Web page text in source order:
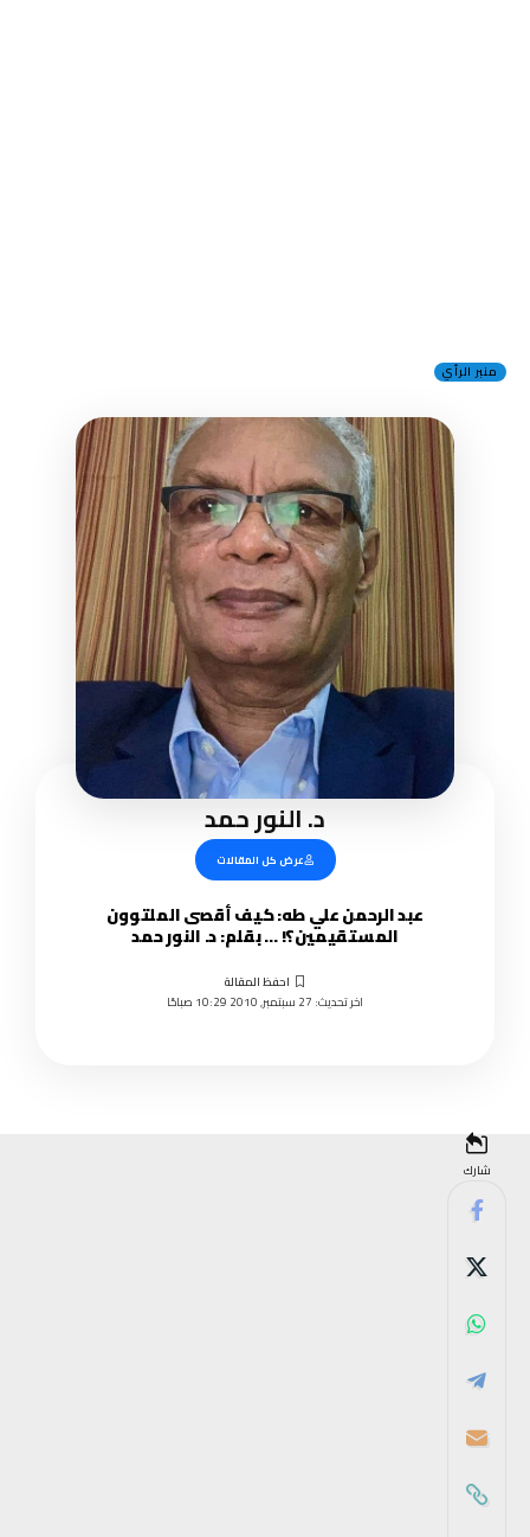
منبر الرأي
د. النور حمد
عرض كل المقالات
عبد الرحمن علي طه: كيف أقصى الملتوون
المستقيمين؟! … بقلم: د. النور حمد
اخر تحديث: 27 سبتمبر, 2010 10:29 صباحًا
شارك